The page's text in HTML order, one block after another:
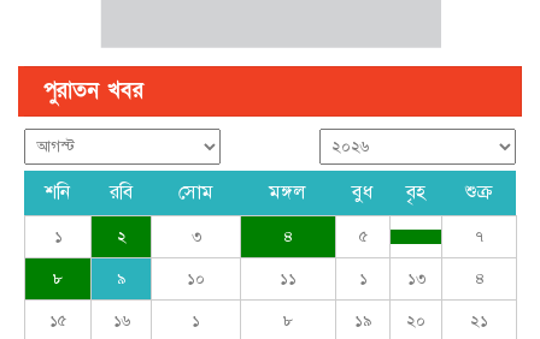
পুরাতন খবর
শনি রবি সোম মঙ্গল বুধ বৃহ শুক্র
১ ২ ৩ ৪ ৫ ৭
৮ ৯ ১০ ১১ ১ ১৩ ৪
১৫ ১৬ ১ ৮ ১৯ ২০ ২১